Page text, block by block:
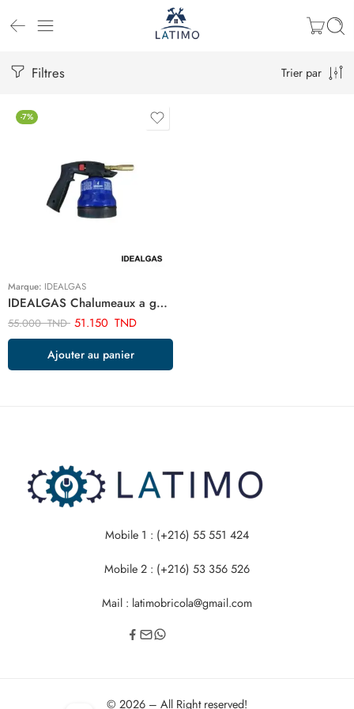
Filtres Trier par
-7%
Marque: IDEALGAS
IDEALGAS Chalumeaux a gaz R392
55.000TND 51.150 TND
Ajouter au panier
Mobile 1 : (+216) 55 551 424
Mobile 2 : (+216) 53 356 526
Mail : latimobricola@gmail.com
© 2026 – All Right reserved!